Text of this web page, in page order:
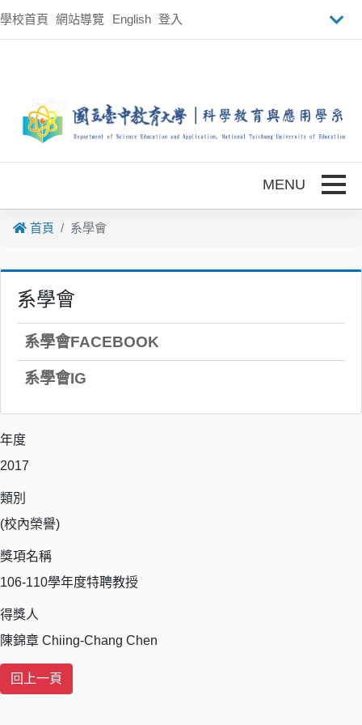
學校首頁 網站導覽 English 登入
首頁 系學會
系學會
系學會FACEBOOK
系學會IG
年度
2017
類別
(校內榮譽)
獎項名稱
106-110學年度特聘教授
得獎人
陳錦章 Chiing-Chang Chen